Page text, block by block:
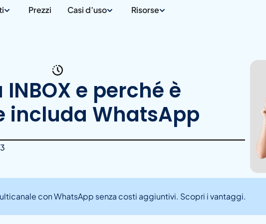
Prezzi Casi d’uso Risorse
e perché è
includa WhatsApp
con WhatsApp senza costi aggiuntivi. Scopri i vantaggi.